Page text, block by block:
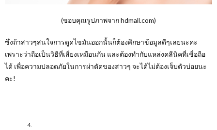
(ขอบคุณรูปภาพจาก hdmall.com)
ซึ่งถ้าสาวๆสนใจการดูดไขมันออกนั้นก็ต้องศึกษาข้อมูลดีๆเลยนะคะ
เพราะว่าถือเป็นวิธีที่เสี่ยงเหมือนกัน และต้องทำกับแหล่งคลีนิคที่เชื่อถือ
ได้ เพื่อความปลอดภัยในการผ่าตัดของสาวๆ จะได้ไม่ต้องเจ็บตัวบ่อยนะ
คะ!